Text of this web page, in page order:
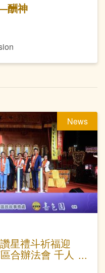
酬神
News
星禮斗祈福迎
合辦法會 千人